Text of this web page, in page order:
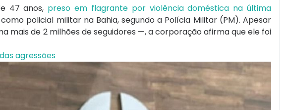
47 anos, preso em flagrante por violência doméstica na última
policial militar na Bahia, segundo a Polícia Militar (PM). Apesar
mais de 2 milhões de seguidores —, a corporação afirma que ele foi
agressões